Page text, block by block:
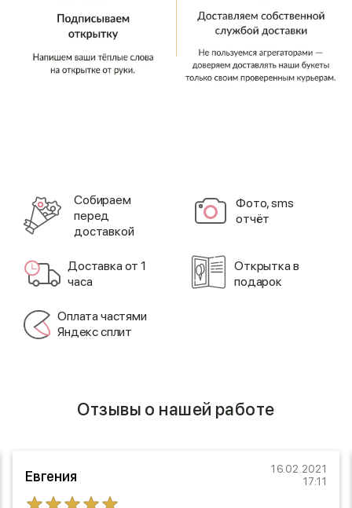
Cобираем
перед
доставкой
Фото, sms
отчёт
Доставка от 1
часа
Открытка в
подарок
Оплата частями
Яндекс сплит
Отзывы о нашей работе
Евгения
16.02.2021
17:11